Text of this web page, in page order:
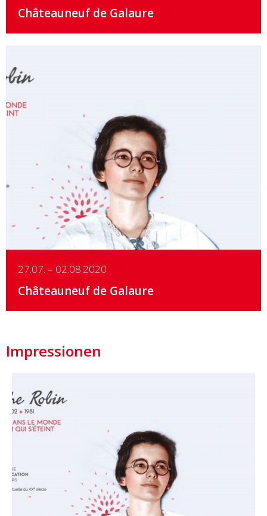
Châteauneuf de Galaure
27.07. – 02.08.2020
Châteauneuf de Galaure
Details
Impressionen